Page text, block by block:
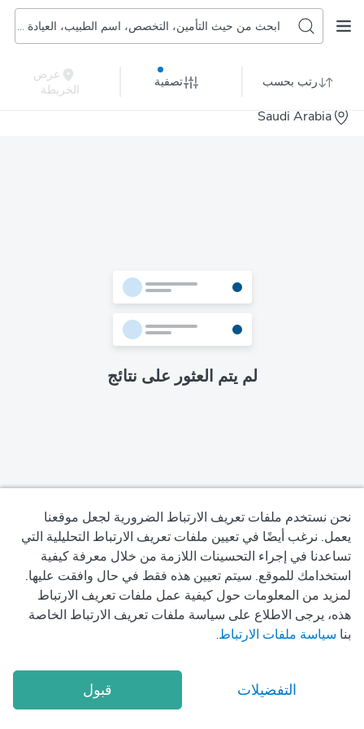
ابحث من حيث التأمين، التخصص، اسم الطبيب، العيادة أو المستشفى
رتب بحسب تصفية
عرض
الخريطة
Saudi Arabia
لم يتم العثور على نتائج
2026 Okadoc Technologies FZ-LLC
سياسة الخصوصية
شروط الاستخدام
سياسة ملفات تعريف الارتباط
نحن نستخدم ملفات تعريف الارتباط الضرورية لجعل موقعنا
يعمل. نرغب أيضًا في تعيين ملفات تعريف الارتباط التحليلية التي
تساعدنا في إجراء التحسينات اللازمة من خلال معرفة كيفية
استخدامك للموقع. سيتم تعيين هذه فقط في حال وافقت عليها.
لمزيد من المعلومات حول كيفية عمل ملفات تعريف الارتباط
هذه، يرجى الاطلاع على سياسة ملفات تعريف الارتباط الخاصة
بنا سياسة ملفات الارتباط.
التفضيلات قبول